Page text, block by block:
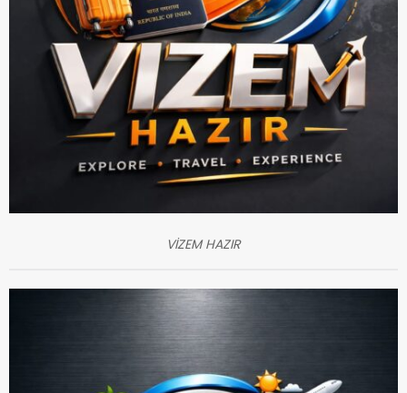
VİZEM HAZIR